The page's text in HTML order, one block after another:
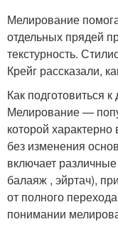
Мелирование
отдельных прядей
текстурность.
Крейг рассказали,
Как подготовиться
Мелирование —
которой
без изменения
включает
балаяж , эйртач),
от полного
понимании